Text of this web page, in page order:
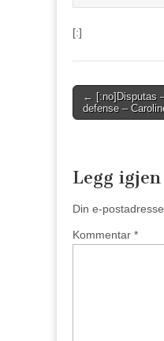
[:]
Post
navigation
← [:no]Disputas
defense –
Legg
Din e-
Kommentar *